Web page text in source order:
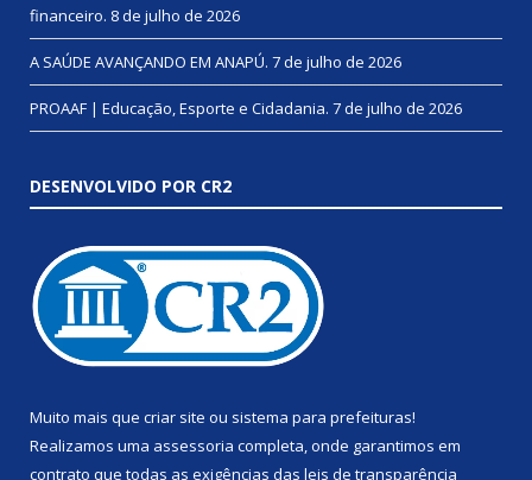
financeiro. 8 de julho de 2026
A SAÚDE AVANÇANDO EM ANAPÚ. 7 de julho de 2026
PROAAF | Educação, Esporte e Cidadania. 7 de julho de 2026
DESENVOLVIDO POR CR2
Muito mais que criar site ou sistema para prefeituras!
Realizamos uma assessoria completa, onde garantimos em
contrato que todas as exigências das leis de transparência